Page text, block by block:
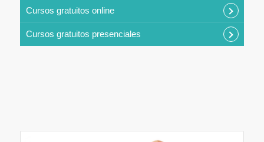
Cursos gratuitos online
Cursos gratuitos presenciales